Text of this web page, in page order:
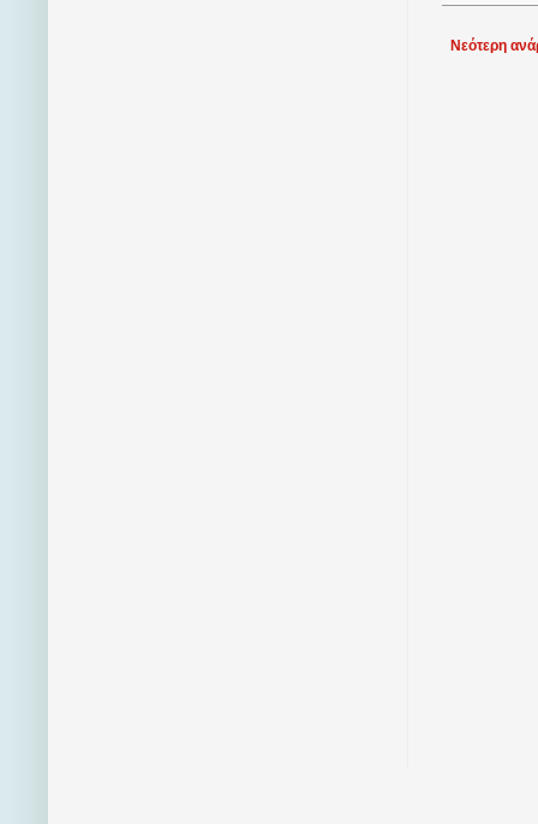
Νεότερη